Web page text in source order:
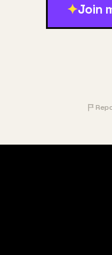
✦Join